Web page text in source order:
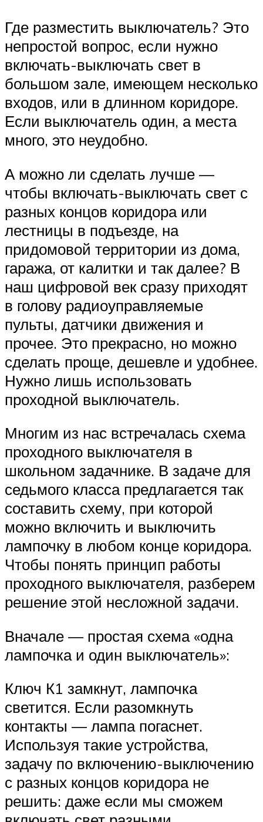
Где разместить выключатель? Это
непростой вопрос, если нужно
включать-выключать свет в
большом зале, имеющем несколько
входов, или в длинном коридоре.
Если выключатель один, а места
много, это неудобно.
А можно ли сделать лучше —
чтобы включать-выключать свет с
разных концов коридора или
лестницы в подъезде, на
придомовой территории из дома,
гаража, от калитки и так далее? В
наш цифровой век сразу приходят
в голову радиоуправляемые
пульты, датчики движения и
прочее. Это прекрасно, но можно
сделать проще, дешевле и удобнее.
Нужно лишь использовать
проходной выключатель.
Многим из нас встречалась схема
проходного выключателя в
школьном задачнике. В задаче для
седьмого класса предлагается так
составить схему, при которой
можно включить и выключить
лампочку в любом конце коридора.
Чтобы понять принцип работы
проходного выключателя, разберем
решение этой несложной задачи.
Вначале — простая схема «одна
лампочка и один выключатель»:
Ключ К1 замкнут, лампочка
светится. Если разомкнуть
контакты — лампа погаснет.
Используя такие устройства,
задачу по включению-выключению
с разных концов коридора не
решить: даже если мы сможем